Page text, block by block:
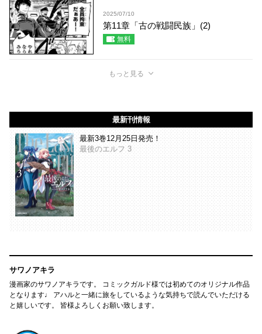
2025/07/10
第11章「古の戦闘民族」(2)
無料
もっと見る
最新刊情報
最新3巻12月25日発売！
最後のエルフ 3
サワノアキラ
漫画家のサワノアキラです。 コミックガルド様では初めてのオリジナル作品
となります♩ アハルと一緒に旅をしているような気持ちで読んでいただける
と嬉しいです。 皆様よろしくお願い致します。